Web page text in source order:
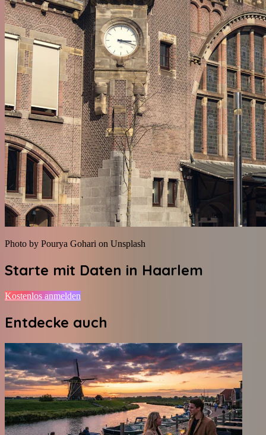
Photo by Pourya Gohari on Unsplash
Starte mit Daten in Haarlem
Kostenlos anmelden
Entdecke auch